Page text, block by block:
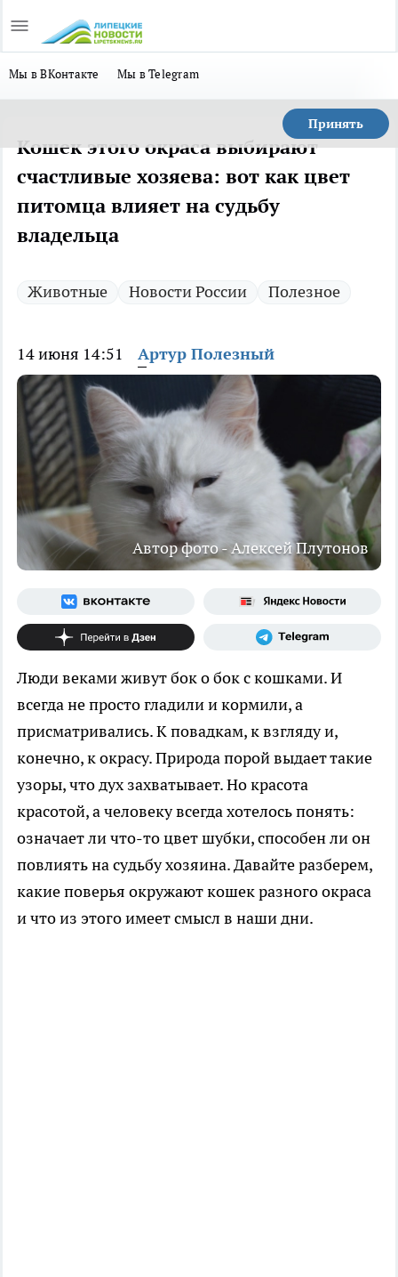
Мы в ВКонтакте Мы в Telegram
Принять
Кошек этого окраса выбирают
счастливые хозяева: вот как цвет
питомца влияет на судьбу
владельца
Животные Новости России Полезное
14 июня 14:51 Артур Полезный
Автор фото - Алексей Плутонов
Люди веками живут бок о бок с кошками. И
всегда не просто гладили и кормили, а
присматривались. К повадкам, к взгляду и,
конечно, к окрасу. Природа порой выдает такие
узоры, что дух захватывает. Но красота
красотой, а человеку всегда хотелось понять:
означает ли что-то цвет шубки, способен ли он
повлиять на судьбу хозяина. Давайте разберем,
какие поверья окружают кошек разного окраса
и что из этого имеет смысл в наши дни.